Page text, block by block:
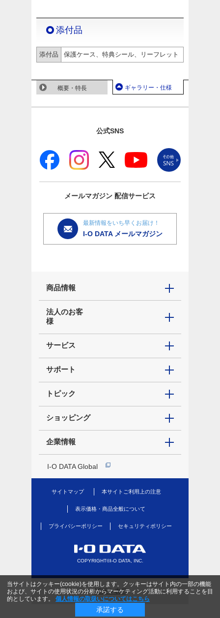
添付品
添付品 保護ケース、特典シール、リーフレット
概要・特長 ギャラリー・仕様
公式SNS
メールマガジン 配信サービス
最新情報をいち早くお届け！
I-O DATA メールマガジン
商品情報
法人のお客
様
サービス
サポート
トピック
ショッピング
企業情報
I-O DATA Global
サイトマップ 本サイトご利用上の注意
表示価格・商品全般について
プライバシーポリシー セキュリティポリシー
COPYRIGHT©I-O DATA, INC.
当サイトはクッキー(cookie)を使用します。クッキーはサイト内の一部の機能
および、サイトの使用状況の分析からマーケティング活動に利用することを目
的としています。
個人情報の取扱いについてはこちら
承諾する
PC版を表示